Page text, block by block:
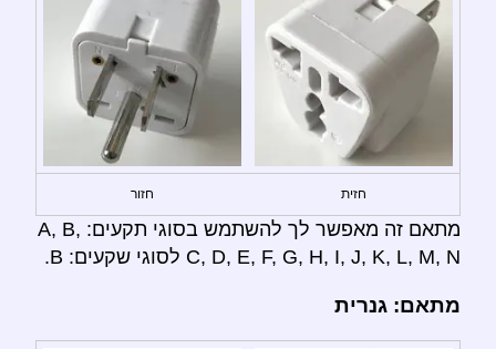
חזית חזור
מתאם זה מאפשר לך להשתמש בסוגי תקעים: A, B,
C, D, E, F, G, H, I, J, K, L, M, N לסוגי שקעים: B.
מתאם: גנרית